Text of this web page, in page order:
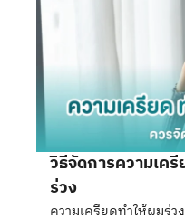
วิธีจัดการความเค
ร่วง
ความเครียดทำให้ผมร่ว